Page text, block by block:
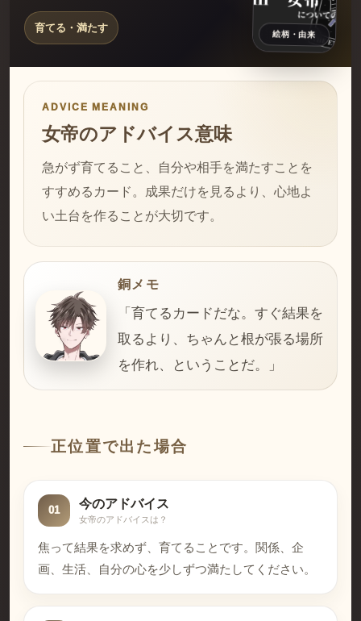
育てる・満たす
絵柄・由来
ADVICE MEANING
女帝のアドバイス意味
急がず育てること、自分や相手を満たすことを
すすめるカード。成果だけを見るより、心地よ
い土台を作ることが大切です。
銅メモ
「育てるカードだな。すぐ結果を
取るより、ちゃんと根が張る場所
を作れ、ということだ。」
正位置で出た場合
01 今のアドバイス
女帝のアドバイスは？
焦って結果を求めず、育てることです。関係、企
画、生活、自分の心を少しずつ満たしてください。